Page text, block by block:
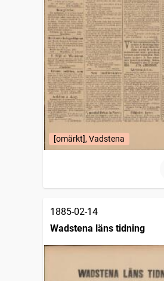
[omärkt], Vadstena
1885-02-14
Wadstena läns tidning